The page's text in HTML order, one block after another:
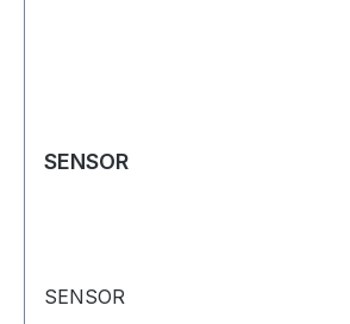
SENSOR
SENSOR